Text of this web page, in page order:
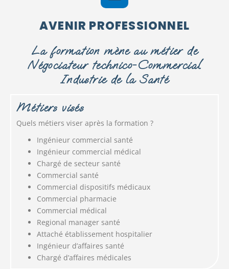
AVENIR PROFESSIONNEL
La formation mène au métier de
Négociateur technico-Commercial
Industrie de la Santé
Métiers visés
Quels métiers viser après la formation ?
Ingénieur commercial santé
Ingénieur commercial médical
Chargé de secteur santé
Commercial santé
Commercial dispositifs médicaux
Commercial pharmacie
Commercial médical
Regional manager santé
Attaché établissement hospitalier
Ingénieur d’affaires santé
Chargé d’affaires médicales